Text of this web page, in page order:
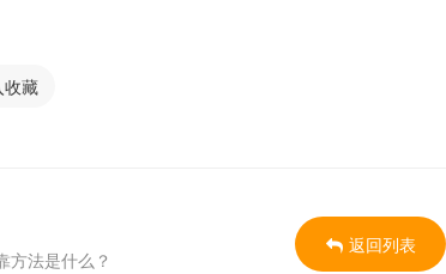
收藏
方法是什么？
返回列表